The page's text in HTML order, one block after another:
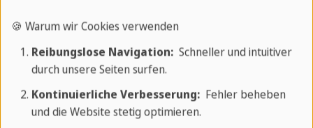
zahlreiche internationale Besucher an, was zur
Entwicklung der Infrastruktur und des
Dienstleistungssektors beitrug.
Geschichte Mexikos
🍪 Warum wir Cookies verwenden
Reibungslose Navigation:Schneller und intuitiver
durch unsere Seiten surfen.
Kontinuierliche Verbesserung:Fehler beheben
und die Website stetig optimieren.